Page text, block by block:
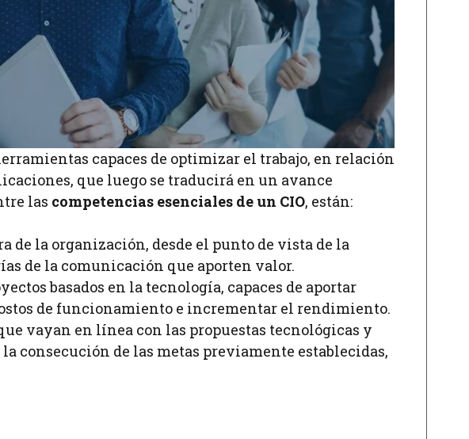
capaces de optimizar el trabajo, en relación
que luego se traducirá en un avance
las competencias esenciales de un CIO, están:
la organización, desde el punto de vista de la
de la comunicación que aporten valor.
basados en la tecnología, capaces de aportar
de funcionamiento e incrementar el rendimiento.
vayan en línea con las propuestas tecnológicas y
consecución de las metas previamente establecidas,